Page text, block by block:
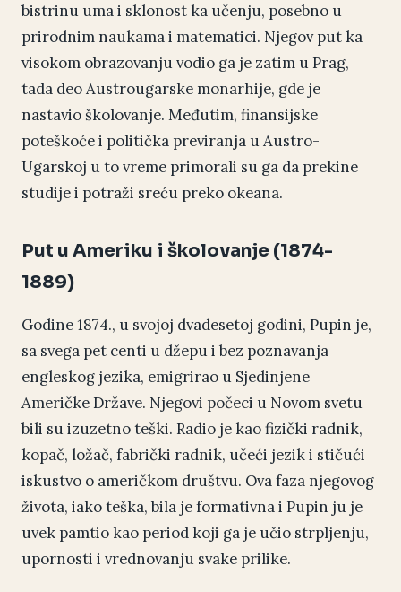
bistrinu uma i sklonost ka učenju, posebno u
prirodnim naukama i matematici. Njegov put ka
visokom obrazovanju vodio ga je zatim u Prag,
tada deo Austrougarske monarhije, gde je
nastavio školovanje. Međutim, finansijske
poteškoće i politička previranja u Austro-
Ugarskoj u to vreme primorali su ga da prekine
studije i potraži sreću preko okeana.
Put u Ameriku i školovanje (1874-
1889)
Godine 1874., u svojoj dvadesetoj godini, Pupin je,
sa svega pet centi u džepu i bez poznavanja
engleskog jezika, emigrirao u Sjedinjene
Američke Države. Njegovi počeci u Novom svetu
bili su izuzetno teški. Radio je kao fizički radnik,
kopač, ložač, fabrički radnik, učeći jezik i stičući
iskustvo o američkom društvu. Ova faza njegovog
života, iako teška, bila je formativna i Pupin ju je
uvek pamtio kao period koji ga je učio strpljenju,
upornosti i vrednovanju svake prilike.